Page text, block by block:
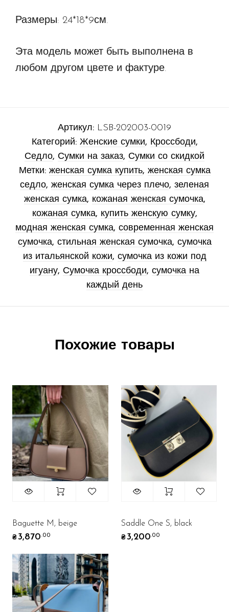
Размеры: 24*18*9см.
Эта модель может быть выполнена в
любом другом цвете и фактуре.
Артикул: LSB-202003-0019
Категорий: Женские сумки, Кроссбоди,
Седло, Сумки на заказ, Сумки со скидкой
Метки: женская сумка купить, женская сумка
седло, женская сумка через плечо, зеленая
женская сумка, кожаная женская сумочка,
кожаная сумка, купить женскую сумку,
модная женская сумка, современная женская
сумочка, стильная женская сумочка, сумочка
из итальянской кожи, сумочка из кожи под
игуану, Сумочка кроссбоди, сумочка на
каждый день
Похожие товары
Baguette M, beige
₴3,870.00
Saddle One S, black
₴ 3,200.00